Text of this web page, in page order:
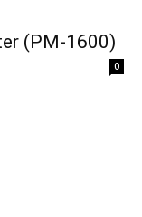
(PM-1600)
0